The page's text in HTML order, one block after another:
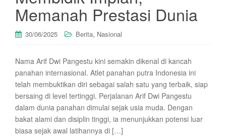
Memanah Prestasi Dunia
30/06/2025 Berita, Nasional
Nama Arif Dwi Pangestu kini semakin dikenal di kancah
panahan internasional. Atlet panahan putra Indonesia ini
telah membuktikan diri sebagai salah satu yang terbaik, siap
bersaing di level tertinggi. Perjalanan Arif Dwi Pangestu
dalam dunia panahan dimulai sejak usia muda. Dengan
bakat alami dan disiplin tinggi, ia menunjukkan potensi luar
biasa sejak awal latihannya di […]